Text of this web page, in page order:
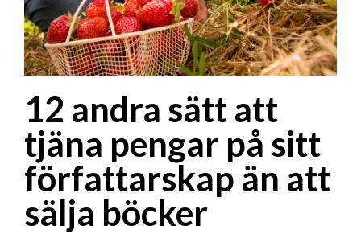
12 andra sätt att
tjäna pengar på sitt
författarskap än att
sälja böcker